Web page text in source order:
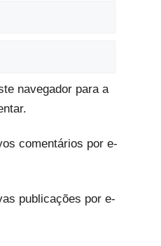
navegador para a
comentários por e-
publicações por e-